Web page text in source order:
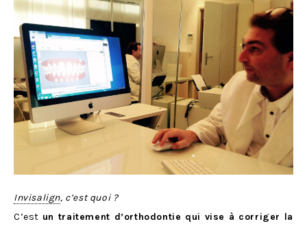
Invisalign, c’est quoi ?
C’est un traitement d’orthodontie qui vise à corriger la